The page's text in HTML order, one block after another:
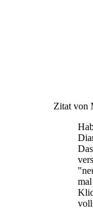
Zitat von